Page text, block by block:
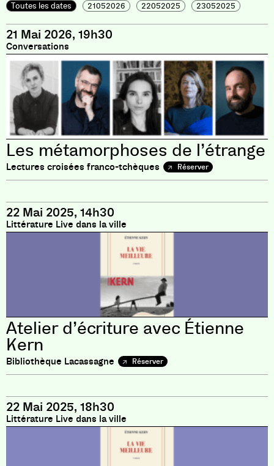
Toutes les dates 21052026 22052025 23052025
21 Mai 2026, 19h30
Conversations
Les métamorphoses de l’étrange
Lectures croisées franco-tchèques Réserver
22 Mai 2025, 14h30
Littérature Live dans la ville
Atelier d’écriture avec Étienne
Kern
Bibliothèque Lacassagne Réserver
22 Mai 2025, 18h30
Littérature Live dans la ville